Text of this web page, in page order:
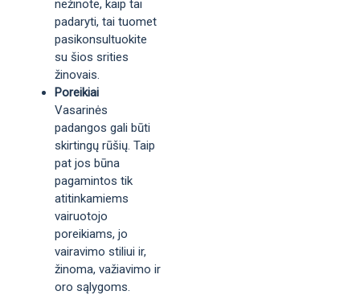
nežinote, kaip tai
padaryti, tai tuomet
pasikonsultuokite
su šios srities
žinovais.
Poreikiai
Vasarinės
padangos gali būti
skirtingų rūšių. Taip
pat jos būna
pagamintos tik
atitinkamiems
vairuotojo
poreikiams, jo
vairavimo stiliui ir,
žinoma, važiavimo ir
oro sąlygoms.